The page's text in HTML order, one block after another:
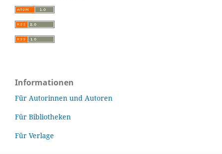
Informationen
Für Autorinnen und Autoren
Für Bibliotheken
Für Verlage